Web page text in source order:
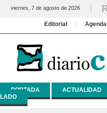
viernes, 7 de agosto de 2026
Editorial Agenda
PORTADA ACTUALIDAD
LADO